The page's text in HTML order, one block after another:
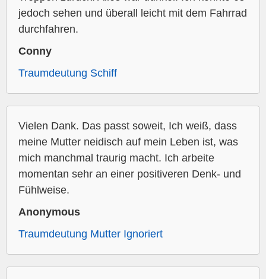
jedoch sehen und überall leicht mit dem Fahrrad
durchfahren.
Conny
Traumdeutung Schiff
Vielen Dank. Das passt soweit, Ich weiß, dass
meine Mutter neidisch auf mein Leben ist, was
mich manchmal traurig macht. Ich arbeite
momentan sehr an einer positiveren Denk- und
Fühlweise.
Anonymous
Traumdeutung Mutter Ignoriert